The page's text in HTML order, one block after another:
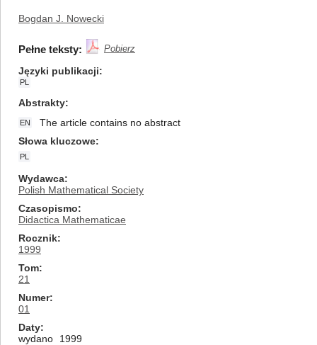
Bogdan J. Nowecki
Pełne teksty: Pobierz
Języki publikacji
PL
Abstrakty
EN
The article contains no abstract
Słowa kluczowe
PL
Wydawca
Polish Mathematical Society
Czasopismo
Didactica Mathematicae
Rocznik
1999
Tom
21
Numer
01
Daty
wydano
1999